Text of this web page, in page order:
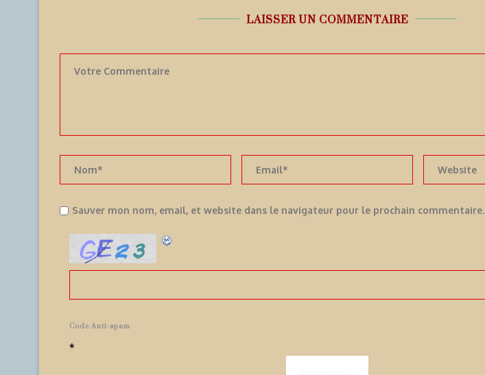
LAISSER UN COMMENTAIRE
Sauver mon nom, email, et website dans le navigateur pour le prochain commentaire.
Code Anti-spam
*